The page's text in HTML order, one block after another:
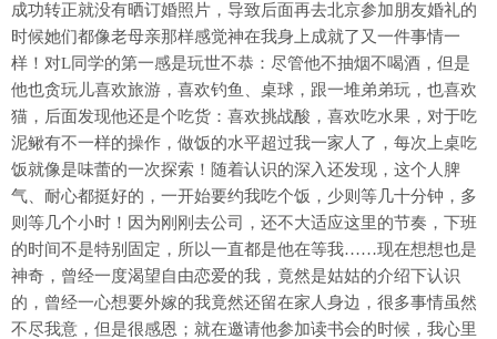
成功转正就没有晒订婚照片，导致后面再去北京参加朋友婚礼的
时候她们都像老母亲那样感觉神在我身上成就了又一件事情一
样！对L同学的第一感是玩世不恭：尽管他不抽烟不喝酒，但是
他也贪玩儿喜欢旅游，喜欢钓鱼、桌球，跟一堆弟弟玩，也喜欢
猫，后面发现他还是个吃货：喜欢挑战酸，喜欢吃水果，对于吃
泥鳅有不一样的操作，做饭的水平超过我一家人了，每次上桌吃
饭就像是味蕾的一次探索！随着认识的深入还发现，这个人脾
气、耐心都挺好的，一开始要约我吃个饭，少则等几十分钟，多
则等几个小时！因为刚刚去公司，还不大适应这里的节奏，下班
的时间不是特别固定，所以一直都是他在等我……现在想想也是
神奇，曾经一度渴望自由恋爱的我，竟然是姑姑的介绍下认识
的，曾经一心想要外嫁的我竟然还留在家人身边，很多事情虽然
不尽我意，但是很感恩；就在邀请他参加读书会的时候，我心里